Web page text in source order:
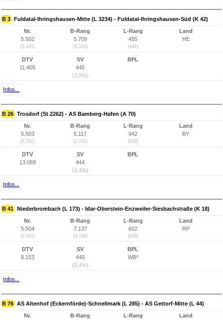
B 3 Fuldatal-Ihringshausen-Mitte (L 3234) - Fuldatal-Ihringshausen-Süd (K 42)
Nr.
5.502
(3.181)
B-Rang
5.709
(3.333)
L-Rang
455
(441)
Land
HE
DTV
11.405
SV
445
(3,9%)
BPL
Infos...
B 26 Trosdorf (St 2262) - AS Bamberg-Hafen (A 70)
Nr.
5.503
(5.281)
B-Rang
5.117
(2.751)
L-Rang
942
(529)
Land
BY
DTV
13.069
SV
444
(3,4%)
BPL
Infos...
B 41 Niederbrombach (L 173) - Idar-Oberstein-Enzweiler-Siesbachstraße (K 18)
Nr.
5.504
(6.037)
B-Rang
7.137
(4.748)
L-Rang
602
(436)
Land
RP
DTV
8.153
SV
440
(5,4%)
BPL
WB*
Infos...
B 76 AS Altenhof (Eckernförde)-Schnellmark (L 285) - AS Gettorf-Mitte (L 44)
Nr.
B-Rang
L-Rang
Land